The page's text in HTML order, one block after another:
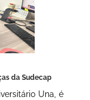
da Sudecap
Una, é